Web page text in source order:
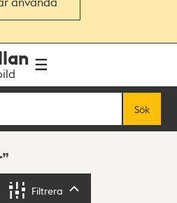
Sök
Filtrera